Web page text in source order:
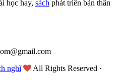
học hay, sách phát triển bản thân
nghĩ
All Rights Reserved ·